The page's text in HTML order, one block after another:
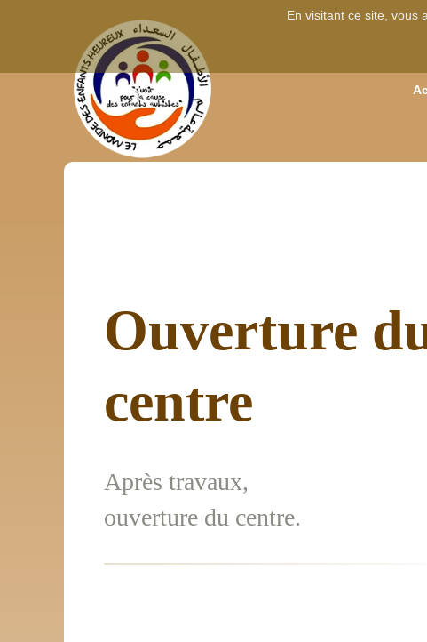
Ouverture
centre
Après travaux,
ouverture du centre.
En visitant ce site, vous